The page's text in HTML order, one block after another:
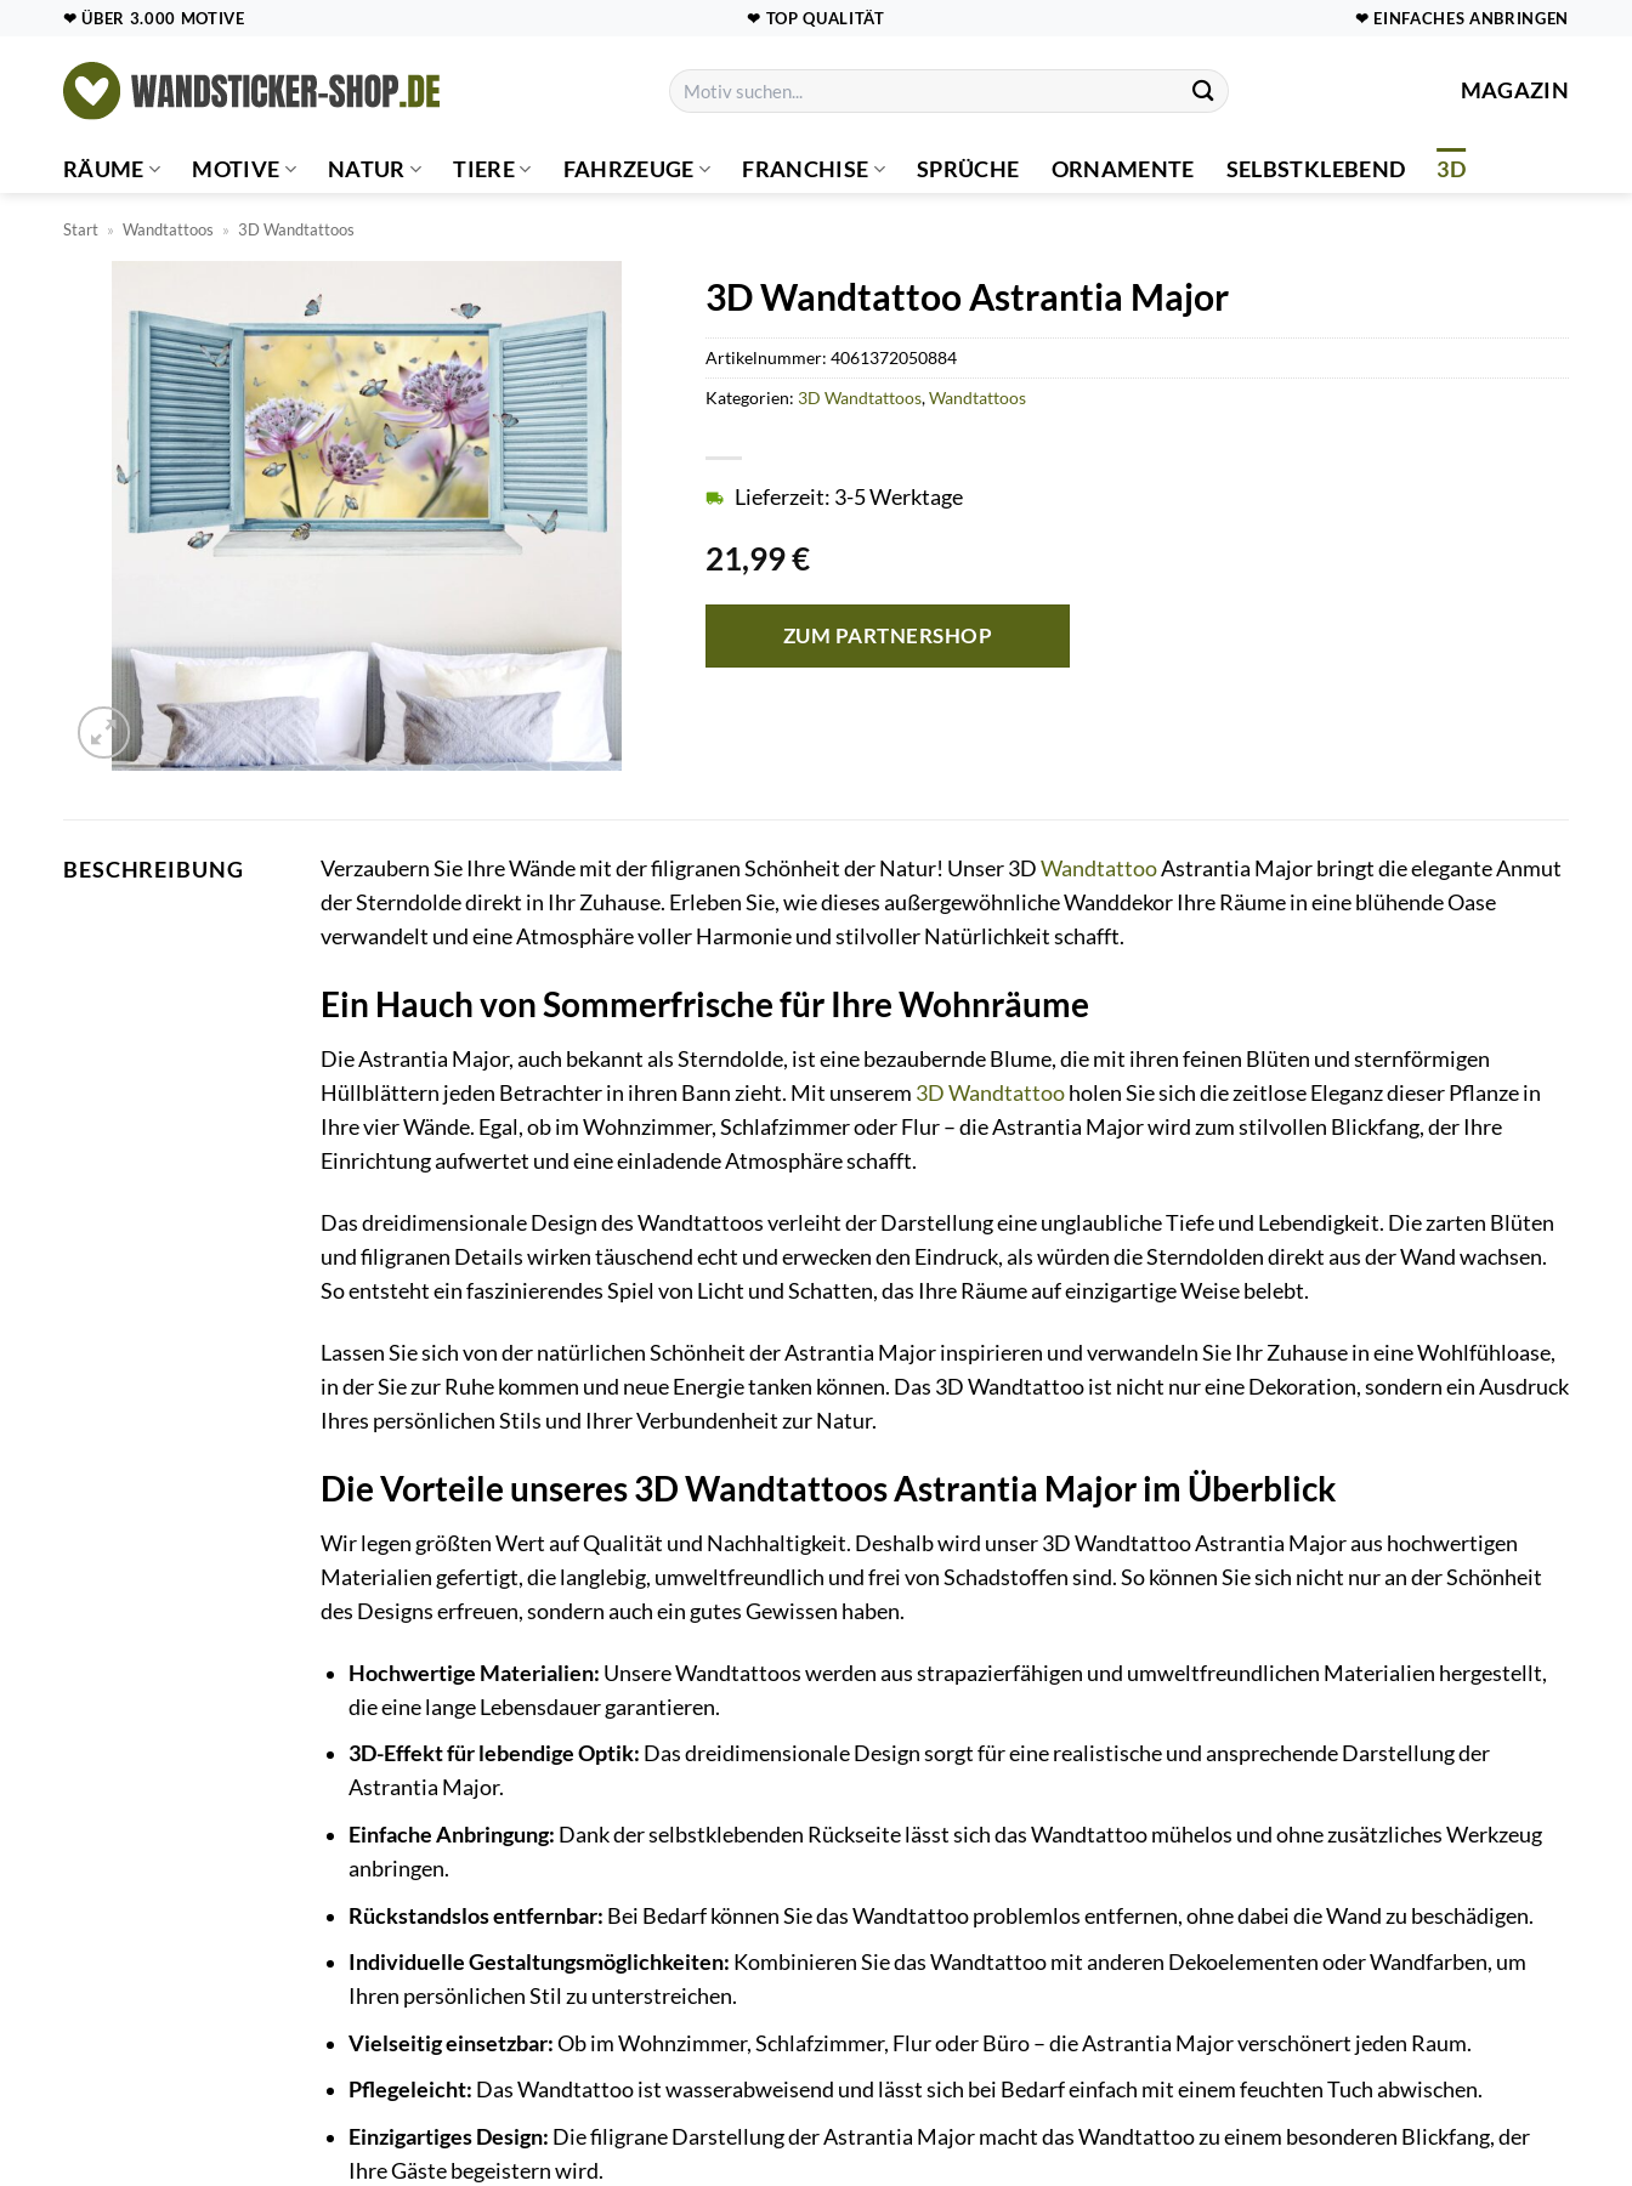
springen
❤ ÜBER 3.000 MOTIVE ❤ TOP QUALITÄT ❤ EINFACHES ANBRINGEN
Suchen
nach:
MAGAZIN
RÄUME MOTIVE NATUR TIERE FAHRZEUGE FRANCHISE SPRÜCHE ORNAMENTE SELBSTKLEBEND 3D
Start » Wandtattoos » 3D Wandtattoos
3D Wandtattoo Astrantia Major
21,99€
Lieferzeit: 3-5 Werktage
ZUM PARTNERSHOP
Artikelnummer:4061372050884
Kategorien: 3D Wandtattoos,Wandtattoos
BESCHREIBUNG Verzaubern Sie Ihre Wände mit der filigranen Schönheit der Natur! Unser 3DWandtattooAstrantia Major bringt die elegante Anmut
der Sterndolde direkt in Ihr Zuhause. Erleben Sie, wie dieses außergewöhnliche Wanddekor Ihre Räume in eine blühende Oase
verwandelt und eine Atmosphäre voller Harmonie und stilvoller Natürlichkeit schafft.
Ein Hauch von Sommerfrische für Ihre Wohnräume
Die Astrantia Major, auch bekannt als Sterndolde, ist eine bezaubernde Blume, die mit ihren feinen Blüten und sternförmigen
Hüllblättern jeden Betrachter in ihren Bann zieht. Mit unserem 3D Wandtattooholen Sie sich die zeitlose Eleganz dieser Pflanze in
Ihre vier Wände. Egal, ob im Wohnzimmer, Schlafzimmer oder Flur – die Astrantia Major wird zum stilvollen Blickfang, der Ihre
Einrichtung aufwertet und eine einladende Atmosphäre schafft.
Das dreidimensionale Design des Wandtattoos verleiht der Darstellung eine unglaubliche Tiefe und Lebendigkeit. Die zarten Blüten
und filigranen Details wirken täuschend echt und erwecken den Eindruck, als würden die Sterndolden direkt aus der Wand wachsen.
So entsteht ein faszinierendes Spiel von Licht und Schatten, das Ihre Räume auf einzigartige Weise belebt.
Lassen Sie sich von der natürlichen Schönheit der Astrantia Major inspirieren und verwandeln Sie Ihr Zuhause in eine Wohlfühloase,
in der Sie zur Ruhe kommen und neue Energie tanken können. Das 3D Wandtattoo ist nicht nur eine Dekoration, sondern ein Ausdruck
Ihres persönlichen Stils und Ihrer Verbundenheit zur Natur.
Die Vorteile unseres 3D Wandtattoos Astrantia Major im Überblick
Wir legen größten Wert auf Qualität und Nachhaltigkeit. Deshalb wird unser 3D Wandtattoo Astrantia Major aus hochwertigen
Materialien gefertigt, die langlebig, umweltfreundlich und frei von Schadstoffen sind. So können Sie sich nicht nur an der Schönheit
des Designs erfreuen, sondern auch ein gutes Gewissen haben.
Hochwertige Materialien: Unsere Wandtattoos werden aus strapazierfähigen und umweltfreundlichen Materialien hergestellt,
die eine lange Lebensdauer garantieren.
3D-Effekt für lebendige Optik: Das dreidimensionale Design sorgt für eine realistische und ansprechende Darstellung der
Astrantia Major.
Einfache Anbringung: Dank der selbstklebenden Rückseite lässt sich das Wandtattoo mühelos und ohne zusätzliches Werkzeug
anbringen.
Rückstandslos entfernbar: Bei Bedarf können Sie das Wandtattoo problemlos entfernen, ohne dabei die Wand zu beschädigen.
Individuelle Gestaltungsmöglichkeiten: Kombinieren Sie das Wandtattoo mit anderen Dekoelementen oder Wandfarben, um
Ihren persönlichen Stil zu unterstreichen.
Vielseitig einsetzbar:Ob im Wohnzimmer, Schlafzimmer, Flur oder Büro – die Astrantia Major verschönert jeden Raum.
Pflegeleicht: Das Wandtattoo ist wasserabweisend und lässt sich bei Bedarf einfach mit einem feuchten Tuch abwischen.
Einzigartiges Design: Die filigrane Darstellung der Astrantia Major macht das Wandtattoo zu einem besonderen Blickfang, der
Ihre Gäste begeistern wird.